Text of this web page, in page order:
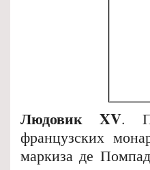
Людовик XV.
французских
маркиза де